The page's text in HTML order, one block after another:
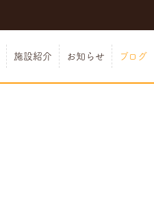
施設紹介 お知らせ ブログ